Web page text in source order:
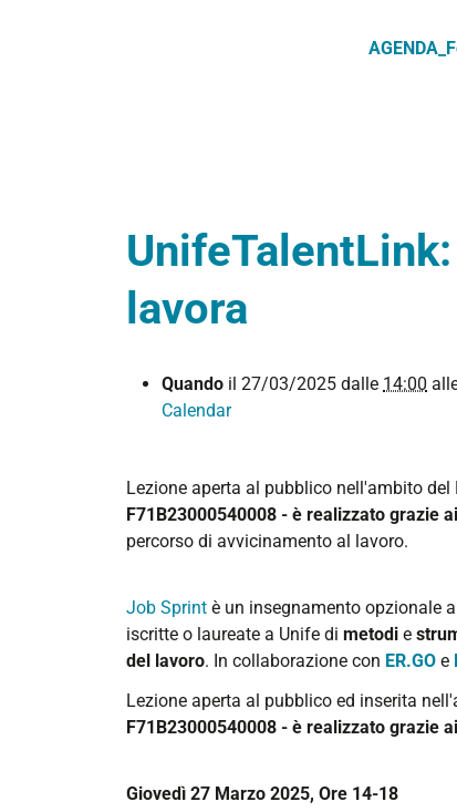
lavora
https://www.unife.it/it/studiare/tirocini-
placement/placement/eventi-
chi-
lavora
UnifeTalentLink:
di
chi
lavora
2025-
03-
03-
Quando il 27/03/2025 dalle 14:00
Calendar
Lezione aperta al pubblico nell'ambito del
F71B23000540008 - è realizzato grazie
percorso di avvicinamento al lavoro.
Job Sprint è un insegnamento opzionale
iscritte o laureate a Unife di metodi e
del lavoro. In collaborazione con ER.GO e
Lezione aperta al pubblico ed inserita
F71B23000540008 - è realizzato grazie
Giovedì 27 Marzo 2025, Ore 14-18